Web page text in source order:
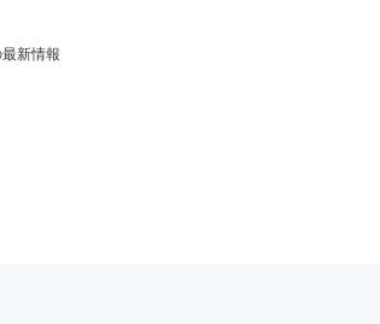
新情報